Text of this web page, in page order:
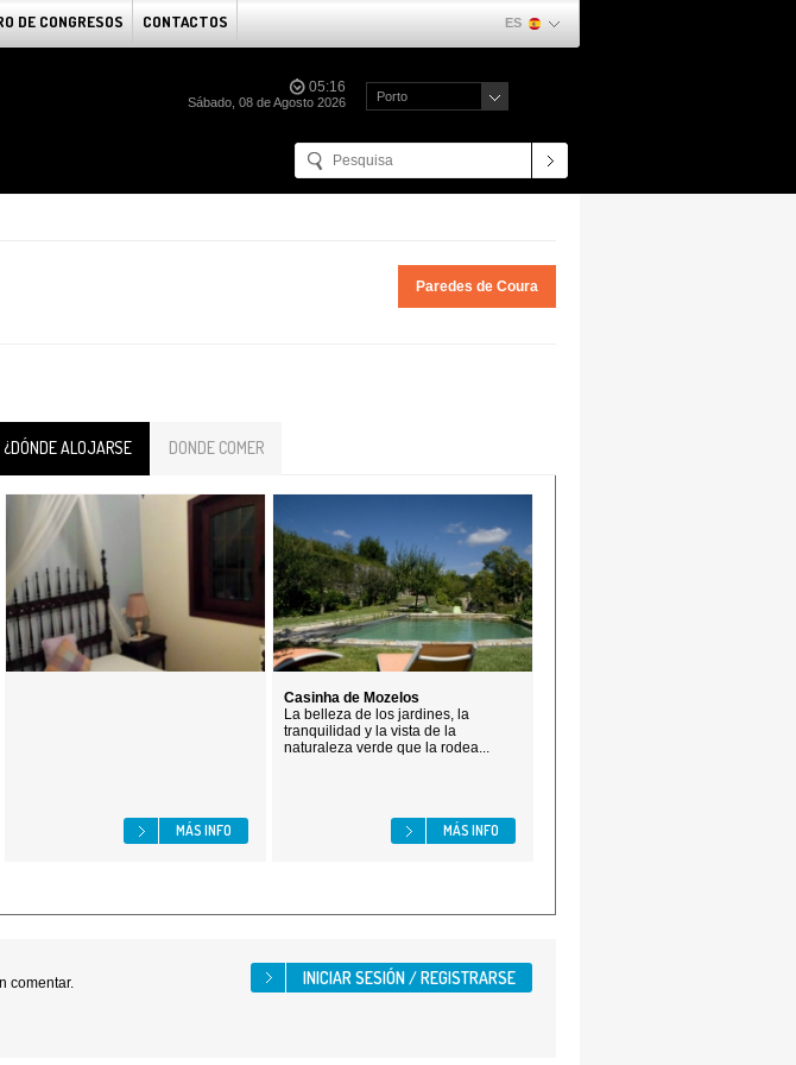
DE CONGRESOS CONTACTOS ES
05:16
Sábado, 08 de Agosto 2026 Porto
Paredes de Coura
¿DÓNDE ALOJARSE DONDE COMER
MÁS INFO
Casinha de Mozelos
La belleza de los jardines, la
tranquilidad y la vista de la
naturaleza verde que la rodea...
MÁS INFO
comentar.